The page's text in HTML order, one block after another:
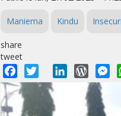
Maniema Kindu
share
tweet
Facebook
Twitter LinkedIn